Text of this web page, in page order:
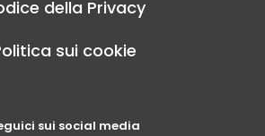
della Privacy
sui cookie
sui social media